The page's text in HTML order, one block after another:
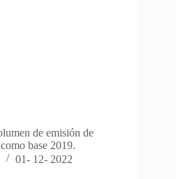
de emisión de
base 2019.
01- 12- 2022